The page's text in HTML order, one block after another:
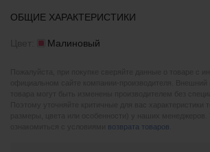
ОБЩИЕ ХАРАКТЕРИСТИКИ
Малиновый
возврата товаров